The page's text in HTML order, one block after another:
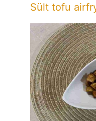
Sült tofu